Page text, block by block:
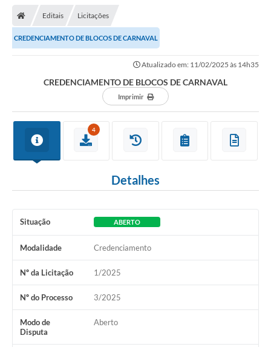
Editais Licitações
CREDENCIAMENTO DE BLOCOS DE CARNAVAL
Atualizado em: 11/02/2025 às 14h35
CREDENCIAMENTO DE BLOCOS DE CARNAVAL
Imprimir
4
Detalhes
Situação ABERTO
Modalidade Credenciamento
Nº da Licitação 1/2025
Nº do Processo 3/2025
Modo de
Disputa
Aberto